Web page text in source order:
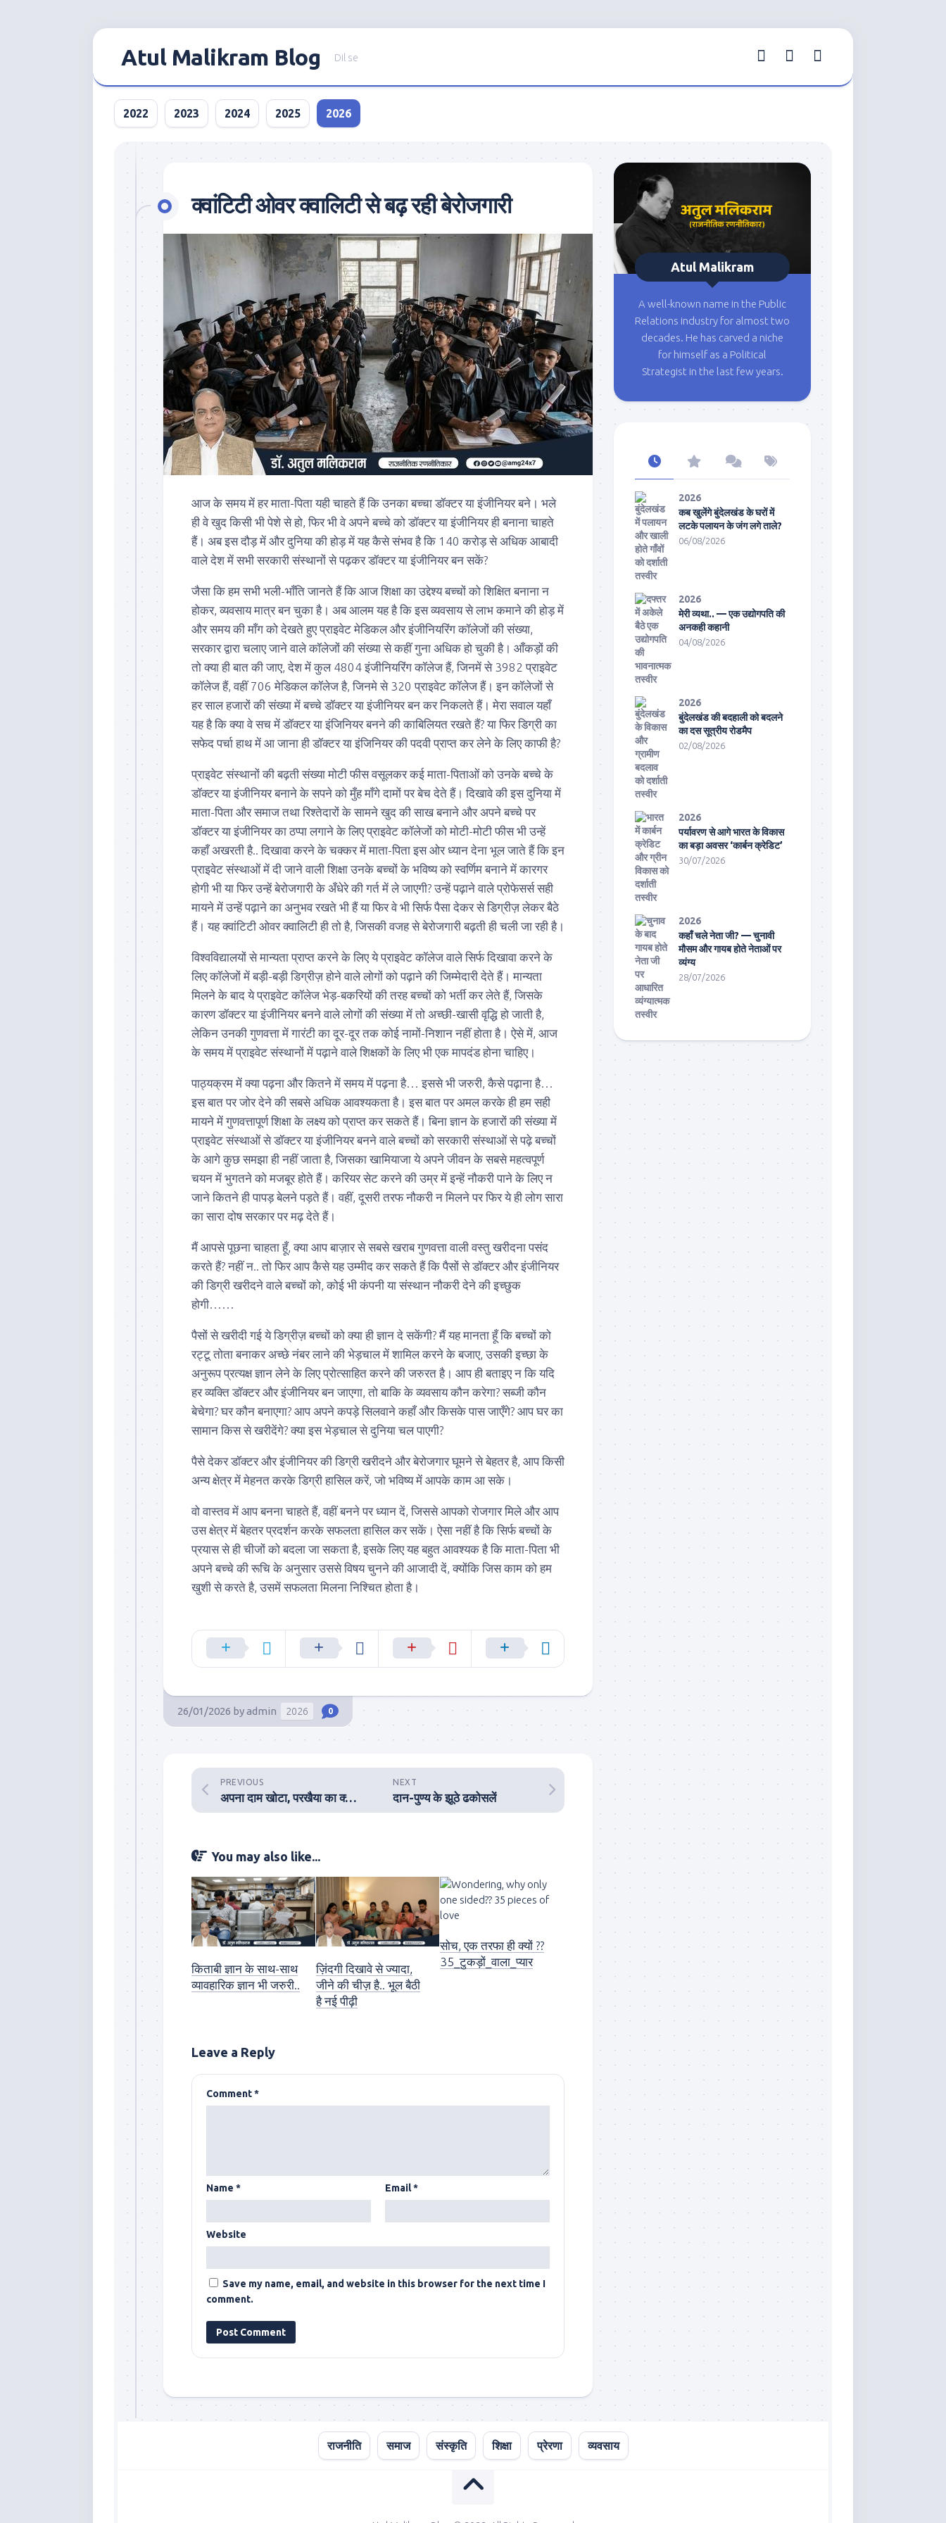
Atul Malikram Blog Dil se
2022 2023 2024 2025 2026
क्वांटिटी ओवर क्वालिटी से बढ़ रही बेरोजगारी
आज के समय में हर माता-पिता यही चाहते हैं कि उनका बच्चा डॉक्टर या इंजीनियर बने। भले
ही वे खुद किसी भी पेशे से हो, फिर भी वे अपने बच्चे को डॉक्टर या इंजीनियर ही बनाना चाहते
हैं। अब इस दौड़ में और दुनिया की होड़ में यह कैसे संभव है कि 140 करोड़ से अधिक आबादी
वाले देश में सभी सरकारी संस्थानों से पढ़कर डॉक्टर या इंजीनियर बन सकें?
जैसा कि हम सभी भली-भाँति जानते हैं कि आज शिक्षा का उद्देश्य बच्चों को शिक्षित बनाना न
होकर, व्यवसाय मात्र बन चुका है। अब आलम यह है कि इस व्यवसाय से लाभ कमाने की होड़ में
और समय की माँग को देखते हुए प्राइवेट मेडिकल और इंजीनियरिंग कॉलेजों की संख्या,
सरकार द्वारा चलाए जाने वाले कॉलेजों की संख्या से कहीं गुना अधिक हो चुकी है। आँकड़ों की
तो क्या ही बात की जाए, देश में कुल 4804 इंजीनियरिंग कॉलेज हैं, जिनमें से 3982 प्राइवेट
कॉलेज हैं, वहीं 706 मेडिकल कॉलेज है, जिनमे से 320 प्राइवेट कॉलेज हैं। इन कॉलेजों से
हर साल हजारों की संख्या में बच्चे डॉक्टर या इंजीनियर बन कर निकलते हैं। मेरा सवाल यहाँ
यह है कि क्या वे सच में डॉक्टर या इंजिनियर बनने की काबिलियत रखते हैं? या फिर डिग्री का
सफेद पर्चा हाथ में आ जाना ही डॉक्टर या इंजिनियर की पदवी प्राप्त कर लेने के लिए काफी है?
प्राइवेट संस्थानों की बढ़ती संख्या मोटी फीस वसूलकर कई माता-पिताओं को उनके बच्चे के
डॉक्टर या इंजीनियर बनाने के सपने को मुँह माँगे दामों पर बेच देते हैं। दिखावे की इस दुनिया में
माता-पिता और समाज तथा रिश्तेदारों के सामने खुद की साख बनाने और अपने बच्चे पर
डॉक्टर या इंजीनियर का ठप्पा लगाने के लिए प्राइवेट कॉलेजों को मोटी-मोटी फीस भी उन्हें
कहाँ अखरती है.. दिखावा करने के चक्कर में माता-पिता इस ओर ध्यान देना भूल जाते हैं कि इन
प्राइवेट संस्थाओं में दी जाने वाली शिक्षा उनके बच्चों के भविष्य को स्वर्णिम बनाने में कारगर
होगी भी या फिर उन्हें बेरोजगारी के अँधेरे की गर्त में ले जाएगी? उन्हें पढ़ाने वाले प्रोफेसर्स सही
मायने में उन्हें पढ़ाने का अनुभव रखते भी हैं या फिर वे भी सिर्फ पैसा देकर से डिग्रीज़ लेकर बैठे
हैं। यह क्वांटिटी ओवर क्वालिटी ही तो है, जिसकी वजह से बेरोजगारी बढ़ती ही चली जा रही है।
विश्वविद्यालयों से मान्यता प्राप्त करने के लिए ये प्राइवेट कॉलेज वाले सिर्फ दिखावा करने के
लिए कॉलेजों में बड़ी-बड़ी डिग्रीज़ होने वाले लोगों को पढ़ाने की जिम्मेदारी देते हैं। मान्यता
मिलने के बाद ये प्राइवेट कॉलेज भेड़-बकरियों की तरह बच्चों को भर्ती कर लेते हैं, जिसके
कारण डॉक्टर या इंजीनियर बनने वाले लोगों की संख्या में तो अच्छी-खासी वृद्धि हो जाती है,
लेकिन उनकी गुणवत्ता में गारंटी का दूर-दूर तक कोई नामों-निशान नहीं होता है। ऐसे में, आज
के समय में प्राइवेट संस्थानों में पढ़ाने वाले शिक्षकों के लिए भी एक मापदंड होना चाहिए।
पाठ्यक्रम में क्या पढ़ना और कितने में समय में पढ़ना है… इससे भी जरुरी, कैसे पढ़ाना है…
इस बात पर जोर देने की सबसे अधिक आवश्यकता है। इस बात पर अमल करके ही हम सही
मायने में गुणवत्तापूर्ण शिक्षा के लक्ष्य को प्राप्त कर सकते हैं। बिना ज्ञान के हजारों की संख्या में
प्राइवेट संस्थाओं से डॉक्टर या इंजीनियर बनने वाले बच्चों को सरकारी संस्थाओं से पढ़े बच्चों
के आगे कुछ समझा ही नहीं जाता है, जिसका खामियाजा ये अपने जीवन के सबसे महत्वपूर्ण
चयन में भुगतने को मजबूर होते हैं। करियर सेट करने की उम्र में इन्हें नौकरी पाने के लिए न
जाने कितने ही पापड़ बेलने पड़ते हैं। वहीं, दूसरी तरफ नौकरी न मिलने पर फिर ये ही लोग सारा
का सारा दोष सरकार पर मढ़ देते हैं।
मैं आपसे पूछना चाहता हूँ, क्या आप बाज़ार से सबसे खराब गुणवत्ता वाली वस्तु खरीदना पसंद
करते हैं? नहीं न.. तो फिर आप कैसे यह उम्मीद कर सकते हैं कि पैसों से डॉक्टर और इंजीनियर
की डिग्री खरीदने वाले बच्चों को, कोई भी कंपनी या संस्थान नौकरी देने की इच्छुक
होगी……
पैसों से खरीदी गई ये डिग्रीज़ बच्चों को क्या ही ज्ञान दे सकेंगी? मैं यह मानता हूँ कि बच्चों को
रट्टू तोता बनाकर अच्छे नंबर लाने की भेड़चाल में शामिल करने के बजाए, उसकी इच्छा के
अनुरूप प्रत्यक्ष ज्ञान लेने के लिए प्रोत्साहित करने की जरुरत है। आप ही बताइए न कि यदि
हर व्यक्ति डॉक्टर और इंजीनियर बन जाएगा, तो बाकि के व्यवसाय कौन करेगा? सब्जी कौन
बेचेगा? घर कौन बनाएगा? आप अपने कपड़े सिलवाने कहाँ और किसके पास जाएँगे? आप घर का
सामान किस से खरीदेंगे? क्या इस भेड़चाल से दुनिया चल पाएगी?
पैसे देकर डॉक्टर और इंजीनियर की डिग्री खरीदने और बेरोजगार घूमने से बेहतर है, आप किसी
अन्य क्षेत्र में मेहनत करके डिग्री हासिल करें, जो भविष्य में आपके काम आ सके।
वो वास्तव में आप बनना चाहते हैं, वहीं बनने पर ध्यान दें, जिससे आपको रोजगार मिले और आप
उस क्षेत्र में बेहतर प्रदर्शन करके सफलता हासिल कर सकें। ऐसा नहीं है कि सिर्फ बच्चों के
प्रयास से ही चीजों को बदला जा सकता है, इसके लिए यह बहुत आवश्यक है कि माता-पिता भी
अपने बच्चे की रूचि के अनुसार उससे विषय चुनने की आजादी दें, क्योंकि जिस काम को हम
खुशी से करते है, उसमें सफलता मिलना निश्चित होता है।
26/01/2026 byadmin 2026 0
NEXT
दान-पुण्य के झूठे ढकोसलें
PREVIOUS
अपना दाम खोटा, परखैया का क्या दोष..?
You may also like...
किताबी ज्ञान के साथ-साथ
व्यावहारिक ज्ञान भी जरुरी..
ज़िंदगी दिखावे से ज्यादा,
जीने की चीज़ है.. भूल बैठी
है नई पीढ़ी
सोच, एक तरफा ही क्यों ??
35_टुकड़ों_वाला_प्यार
Leave a Reply
Comment*
Name * Email*
Website
Save my name, email, and website in this browser for the next time I
comment.
Atul Malikram
A well-known name in the Public
Relations industry for almost two
decades. He has carved a niche
for himself as a Political
Strategist in the last few years.
2026
कब खुलेंगे बुंदेलखंड के घरों में
लटके पलायन के जंग लगे ताले?
06/08/2026
2026
मेरी व्यथा.. — एक उद्योगपति की
अनकही कहानी
04/08/2026
2026
बुंदेलखंड की बदहाली को बदलने
का दस सूत्रीय रोडमैप
02/08/2026
2026
पर्यावरण से आगे भारत के विकास
का बड़ा अवसर ‘कार्बन क्रेडिट’
30/07/2026
2026
कहाँ चले नेता जी? — चुनावी
मौसम और गायब होते नेताओं पर
व्यंग्य
28/07/2026
राजनीति समाज संस्कृति शिक्षा प्रेरणा व्यवसाय